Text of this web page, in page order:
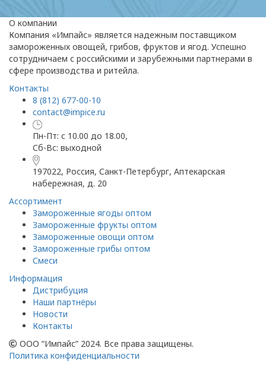
О компании
Компания «Импайс» является надежным поставщиком
замороженных овощей, грибов, фруктов и ягод. Успешно
сотрудничаем с российскими и зарубежными партнерами в
сфере производства и ритейла.
Контакты
8 (812) 677-00-10
contact@impice.ru
Пн-Пт: с 10.00 до 18.00,
Сб-Вс: выходной
197022, Россия, Санкт-Петербург, Аптекарская
набережная, д. 20
Ассортимент
Замороженные ягоды оптом
Замороженные фрукты оптом
Замороженные овощи оптом
Замороженные грибы оптом
Смеси
Информация
Дистрибуция
Наши партнёры
Новости
Контакты
ООО “Импайс” 2024. Все права защищены.
Политика конфиденциальности